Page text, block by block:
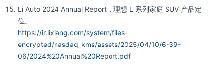
Li Auto 2024 Annual Report，理想 L 系列家庭 SUV 产品定
位。
https://ir.lixiang.com/system/files-
encrypted/nasdaq_kms/assets/2025/04/10/6-39-
06/2024%20Annual%20Report.pdf